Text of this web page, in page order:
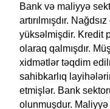
Bank və maliyyə
artırılmışdır.
yüksəlmişdir. Kredit
olaraq qalmışdır.
xidmətlər təqdim
sahibkarlıq
etmişlər. Bank
olunmuşdur.